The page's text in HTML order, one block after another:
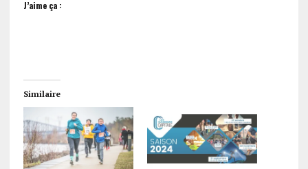
J’aime ça :
Similaire